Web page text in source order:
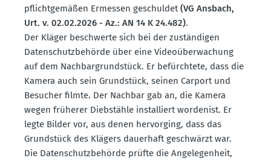
pflicht­ge­mäßen Ermessen geschuldet(VG Ansbach,
Urt. v. 02.02.2026 - Az.: AN 14 K 24.482).
Der Kläger beschwerte sich bei der zustän­digen
Daten­schutz­be­hörde über eine Video­über­wa­chung
auf dem Nachbar­grund­stück. Er befürchtete, dass die
Kamera auch sein Grund­stück, seinen Carport und
Besucher filmte. Der Nachbar gab an, die Kamera
wegen früherer Diebstähle instal­liert wordenist. Er
legte Bilder vor, aus denen hervorging, dass das
Grund­stück des Klägers dauerhaft geschwärzt war.
Die Daten­schutz­be­hörde prüfte die Angele­genheit,